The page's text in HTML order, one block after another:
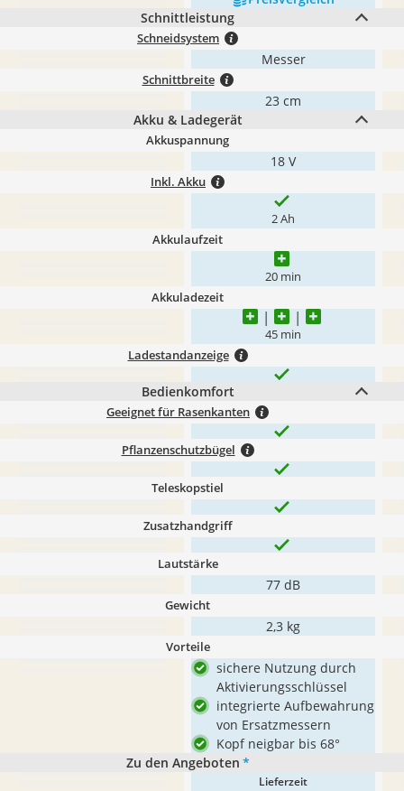
Schnittleistung
Schneidsystem
Messer
Schnittbreite
23 cm
Akku & Ladegerät
Akkuspannung
18 V
Inkl. Akku
2 Ah
Akkulaufzeit
20 min
Akkuladezeit
45 min
Ladestandanzeige
Bedienkomfort
Geeignet für Rasenkanten
Pflanzenschutzbügel
Teleskopstiel
Zusatzhandgriff
Lautstärke
77 dB
Gewicht
2,3 kg
Vorteile
sichere Nutzung durch
Aktivierungsschlüssel
integrierte Aufbewahrung
von Ersatzmessern
Kopf neigbar bis 68°
Zu den Angeboten *
Lieferzeit